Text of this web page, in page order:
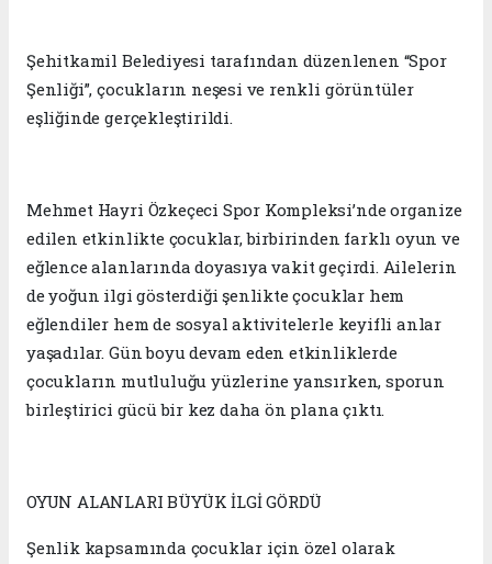
Şehitkamil Belediyesi tarafından düzenlenen “Spor
Şenliği”, çocukların neşesi ve renkli görüntüler
eşliğinde gerçekleştirildi.
Mehmet Hayri Özkeçeci Spor Kompleksi’nde organize
edilen etkinlikte çocuklar, birbirinden farklı oyun ve
eğlence alanlarında doyasıya vakit geçirdi. Ailelerin
de yoğun ilgi gösterdiği şenlikte çocuklar hem
eğlendiler hem de sosyal aktivitelerle keyifli anlar
yaşadılar. Gün boyu devam eden etkinliklerde
çocukların mutluluğu yüzlerine yansırken, sporun
birleştirici gücü bir kez daha ön plana çıktı.
OYUN ALANLARI BÜYÜK İLGİ GÖRDÜ
Şenlik kapsamında çocuklar için özel olarak